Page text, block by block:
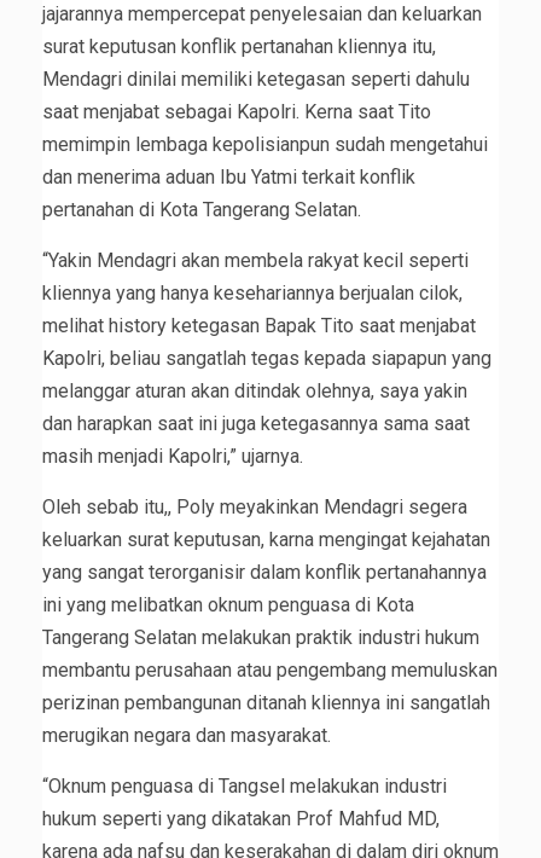
jajarannya mempercepat penyelesaian dan keluarkan
surat keputusan konflik pertanahan kliennya itu,
Mendagri dinilai memiliki ketegasan seperti dahulu
saat menjabat sebagai Kapolri. Kerna saat Tito
memimpin lembaga kepolisianpun sudah mengetahui
dan menerima aduan Ibu Yatmi terkait konflik
pertanahan di Kota Tangerang Selatan.
“Yakin Mendagri akan membela rakyat kecil seperti
kliennya yang hanya kesehariannya berjualan cilok,
melihat history ketegasan Bapak Tito saat menjabat
Kapolri, beliau sangatlah tegas kepada siapapun yang
melanggar aturan akan ditindak olehnya, saya yakin
dan harapkan saat ini juga ketegasannya sama saat
masih menjadi Kapolri,” ujarnya.
Oleh sebab itu,, Poly meyakinkan Mendagri segera
keluarkan surat keputusan, karna mengingat kejahatan
yang sangat terorganisir dalam konflik pertanahannya
ini yang melibatkan oknum penguasa di Kota
Tangerang Selatan melakukan praktik industri hukum
membantu perusahaan atau pengembang memuluskan
perizinan pembangunan ditanah kliennya ini sangatlah
merugikan negara dan masyarakat.
“Oknum penguasa di Tangsel melakukan industri
hukum seperti yang dikatakan Prof Mahfud MD,
karena ada nafsu dan keserakahan di dalam diri oknum